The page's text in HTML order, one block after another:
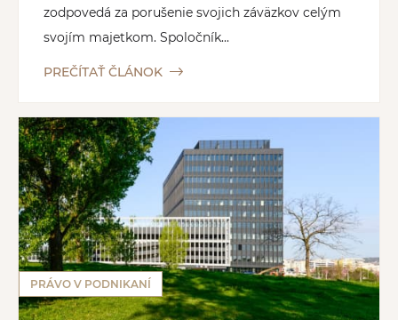
zodpovedá za porušenie svojich záväzkov celým
svojím majetkom. Spoločník...
PREČÍTAŤ ČLÁNOK
PRÁVO V PODNIKANÍ